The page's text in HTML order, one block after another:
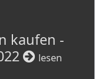
kaufen -
lesen